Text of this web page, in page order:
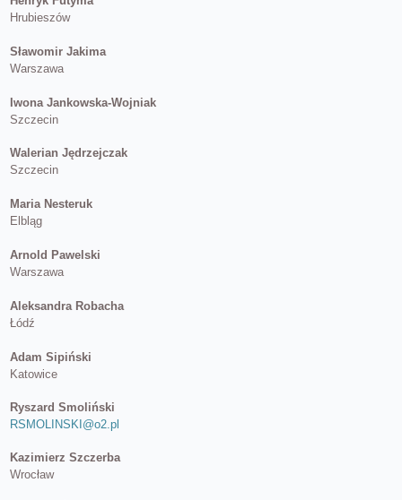
Hrubieszów
Sławomir Jakima
Warszawa
Iwona Jankowska-Wojniak
Szczecin
Walerian Jędrzejczak
Szczecin
Maria Nesteruk
Elbląg
Arnold Pawelski
Warszawa
Aleksandra Robacha
Łódź
Adam Sipiński
Katowice
Ryszard Smoliński
RSMOLINSKI@o2.pl
Kazimierz Szczerba
Wrocław